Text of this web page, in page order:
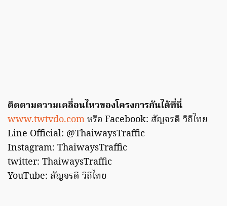
ติดตามความเคลื่อนไหวของโครงการกันได้ที่นี่
www.twtvdo.comหรือ Facebook: สัญจรดี วิถีไทย
Line Official: @ThaiwaysTraffic
Instagram: ThaiwaysTraffic
twitter: ThaiwaysTraffic
YouTube: สัญจรดี วิถีไทย